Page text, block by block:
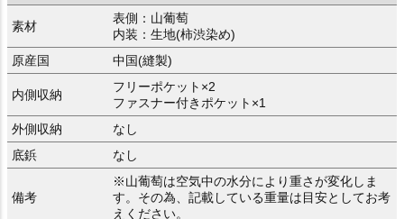
素材
表側：山葡萄
内装：生地(柿渋染め)
原産国
中国(縫製)
内側収納
フリーポケット×2
ファスナー付きポケット×1
外側収納
なし
底鋲
なし
備考
※山葡萄は空気中の水分により重さが変化しま
す。その為、記載している重量は目安としてお考
えください。